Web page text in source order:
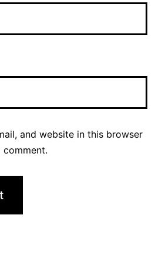
and website in this browser